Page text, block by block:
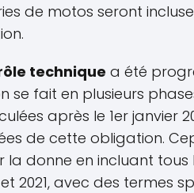
de motos seront
technique a été
se fait en plusieurs
après le 1er janvier
de cette obligation.
la donne en incluant tous
2021, avec des termes